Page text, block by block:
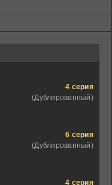
4 серия
(Дублированный)
6 серия
(Дублированный)
4 серия